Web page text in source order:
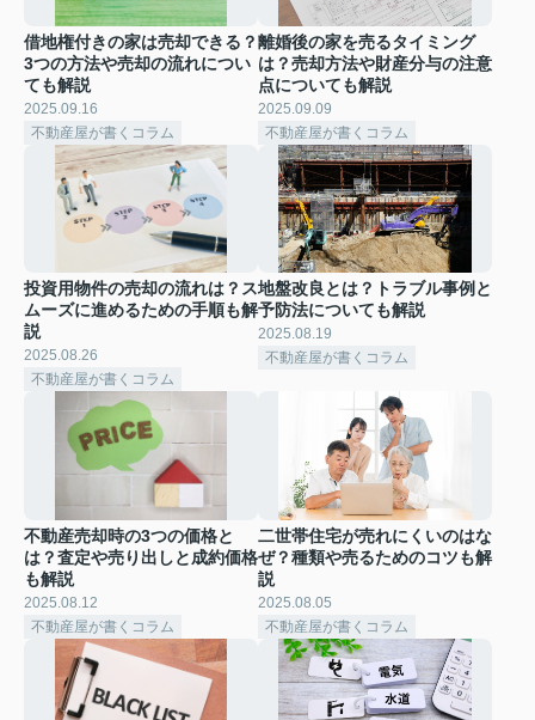
借地権付きの家は売却できる？
3つの方法や売却の流れについ
ても解説
2025.09.16
不動産屋が書くコラム
離婚後の家を売るタイミング
は？売却方法や財産分与の注意
点についても解説
2025.09.09
不動産屋が書くコラム
投資用物件の売却の流れは？ス
ムーズに進めるための手順も解
説
2025.08.26
不動産屋が書くコラム
地盤改良とは？トラブル事例と
予防法についても解説
2025.08.19
不動産屋が書くコラム
不動産売却時の3つの価格と
は？査定や売り出しと成約価格
も解説
2025.08.12
不動産屋が書くコラム
二世帯住宅が売れにくいのはな
ぜ？種類や売るためのコツも解
説
2025.08.05
不動産屋が書くコラム